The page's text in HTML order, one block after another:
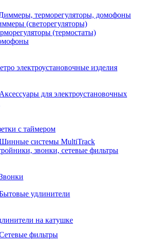
терморегуляторы, домофоны
(светорегуляторы)
(термостаты)
электроустановочные изделия
Аксессуары для электроустановочных
с таймером
системы MultiTrack
звонки, сетевые фильтры
удлинители
на катушке
фильтры